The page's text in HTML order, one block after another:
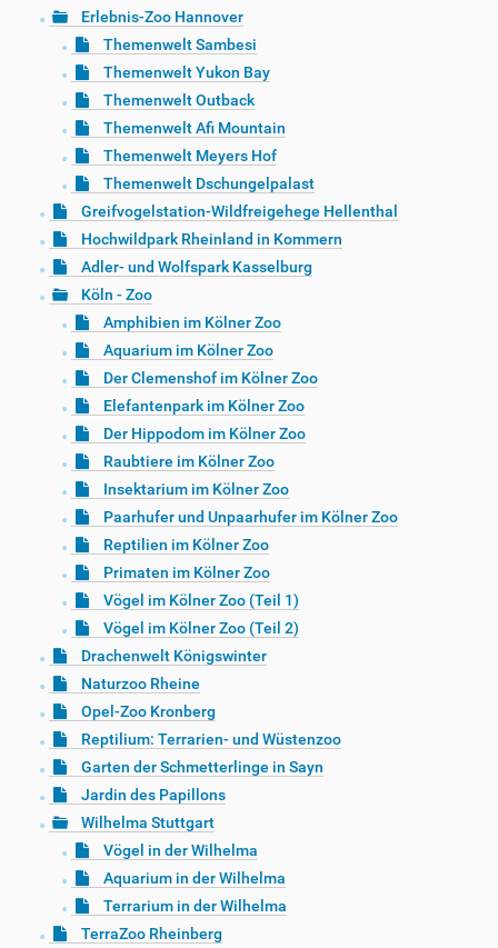
Erlebnis-Zoo Hannover
Themenwelt Sambesi
Themenwelt Yukon Bay
Themenwelt Outback
Themenwelt Afi Mountain
Themenwelt Meyers Hof
Themenwelt Dschungelpalast
Greifvogelstation-Wildfreigehege Hellenthal
Hochwildpark Rheinland in Kommern
Adler- und Wolfspark Kasselburg
Köln - Zoo
Amphibien im Kölner Zoo
Aquarium im Kölner Zoo
Der Clemenshof im Kölner Zoo
Elefantenpark im Kölner Zoo
Der Hippodom im Kölner Zoo
Raubtiere im Kölner Zoo
Insektarium im Kölner Zoo
Paarhufer und Unpaarhufer im Kölner Zoo
Reptilien im Kölner Zoo
Primaten im Kölner Zoo
Vögel im Kölner Zoo (Teil 1)
Vögel im Kölner Zoo (Teil 2)
Drachenwelt Königswinter
Naturzoo Rheine
Opel-Zoo Kronberg
Reptilium: Terrarien- und Wüstenzoo
Garten der Schmetterlinge in Sayn
Jardin des Papillons
Wilhelma Stuttgart
Vögel in der Wilhelma
Aquarium in der Wilhelma
Terrarium in der Wilhelma
TerraZoo Rheinberg